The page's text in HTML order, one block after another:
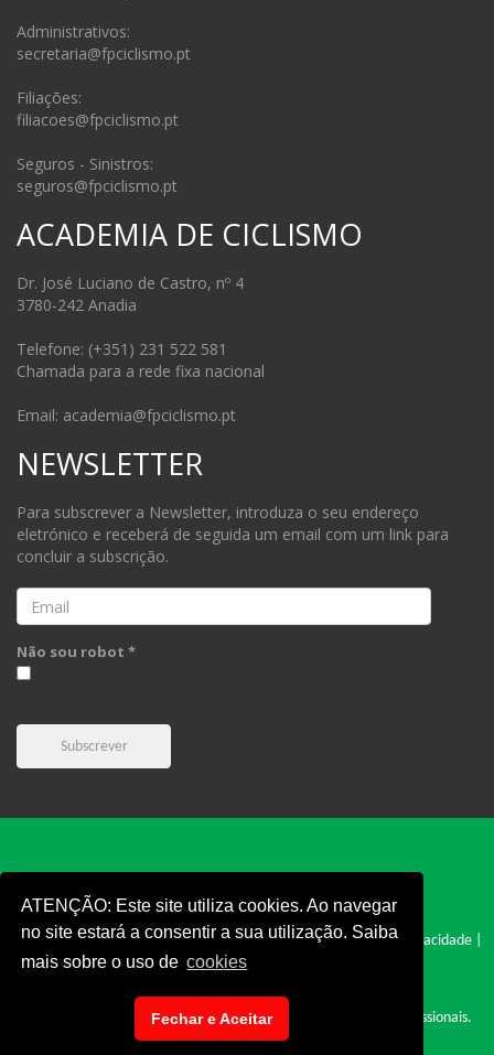
ATENÇÃO: Este site utiliza cookies. Ao navegar
no site estará a consentir a sua utilização. Saiba
mais sobre o uso de cookies
Fechar e Aceitar
Administrativos:
secretaria@fpciclismo.pt
Filiações:
filiacoes@fpciclismo.pt
Seguros - Sinistros:
seguros@fpciclismo.pt
ACADEMIA DE CICLISMO
Dr. José Luciano de Castro, nº 4
3780-242 Anadia
Telefone: (+351) 231 522 581
Chamada para a rede fixa nacional
Email: academia@fpciclismo.pt
NEWSLETTER
Para subscrever a Newsletter, introduza o seu endereço
eletrónico e receberá de seguida um email com um link para
concluir a subscrição.
Email
Não sou robot *
Subscrever
FPC © 2019 - Todos os direitos reservados |Cookies|Politica e Privacidade
Termos e Condições|Denúncia
Site desenvolvido por: Cyclopnet - Desenvolvimento de Sites Profissionais.